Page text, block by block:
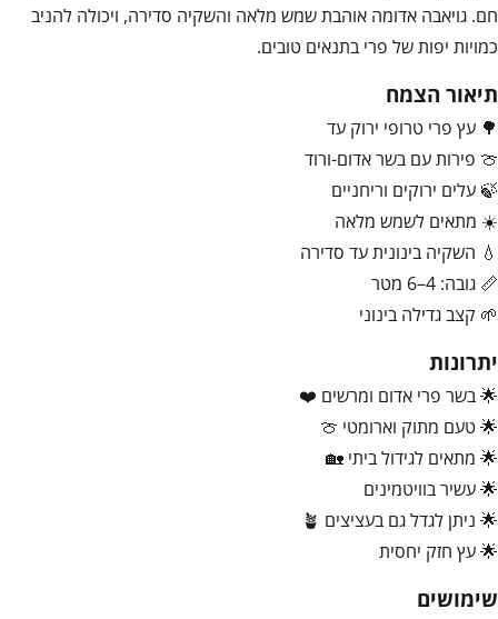
חם. גויאבה אדומה אוהבת שמש מלאה והשקיה סדירה, ויכולה להניב
כמויות יפות של פרי בתנאים טובים.
תיאור הצמח
🌳 עץ פרי טרופי ירוק עד
🍈 פירות עם בשר אדום-ורוד
🍃 עלים ירוקים וריחניים
☀️ מתאים לשמש מלאה
💧 השקיה בינונית עד סדירה
📏 גובה: 4–6 מטר
🌱 קצב גדילה בינוני
יתרונות
🌟 בשר פרי אדום ומרשים ❤️
🌟 טעם מתוק וארומטי 🍈
🌟 מתאים לגידול ביתי 🏡
🌟 עשיר בוויטמינים
🌟 ניתן לגדל גם בעציצים 🪴
🌟 עץ חזק יחסית
שימושים